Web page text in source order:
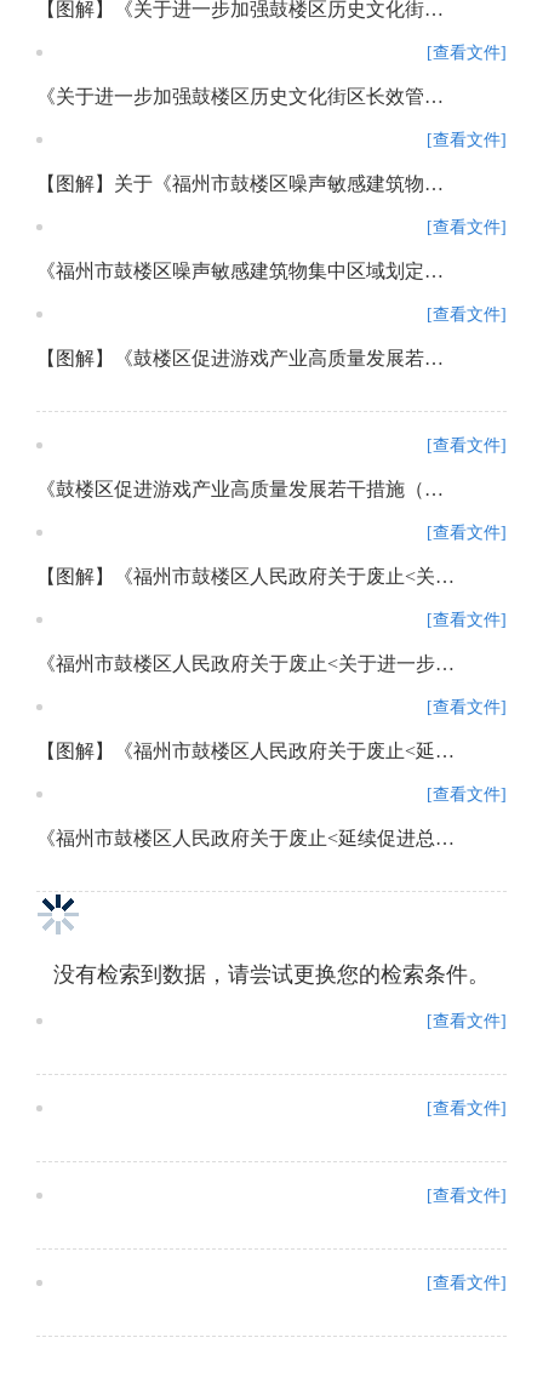
【图解】《关于进一步加强鼓楼区历史文化街区长效管理实施办法》
[查看文件]
《关于进一步加强鼓楼区历史文化街区长效管理实施办法》政策解读
[查看文件]
【图解】关于《福州市鼓楼区噪声敏感建筑物集中区域划定方案》的通知
[查看文件]
《福州市鼓楼区噪声敏感建筑物集中区域划定方案》政策解读
[查看文件]
【图解】《鼓楼区促进游戏产业高质量发展若干措施（试行）》政策解读
[查看文件]
《鼓楼区促进游戏产业高质量发展若干措施（试行）》政策解读
[查看文件]
【图解】《福州市鼓楼区人民政府关于废止<关于进一步加强鼓楼区历史文化街区长效管理实施办法（试行）>的通知》政策解读
[查看文件]
《福州市鼓楼区人民政府关于废止<关于进一步加强鼓楼区历史文化街区长效管理实施办法（试行）>的通知》政策解读
[查看文件]
【图解】《福州市鼓楼区人民政府关于废止<延续促进总部经济发展政策>的通知》政策解读
[查看文件]
《福州市鼓楼区人民政府关于废止<延续促进总部经济发展政策>的通知》政策解读
没有检索到数据，请尝试更换您的检索条件。
[查看文件]
[查看文件]
[查看文件]
[查看文件]